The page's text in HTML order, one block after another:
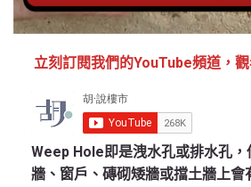
立刻訂閱我們的YouTube頻道，
Weep Hole即是洩水孔或排水孔
牆、窗戶、磚砌矮牆或擋土牆上會